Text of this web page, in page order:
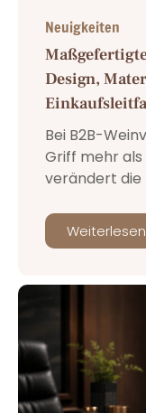
Neuigkeiten
Design,
Bei B2B-
Griff mehr als
verändert die
Weiterlesen